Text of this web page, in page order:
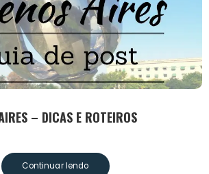
– DICAS E ROTEIROS
Continuar lendo